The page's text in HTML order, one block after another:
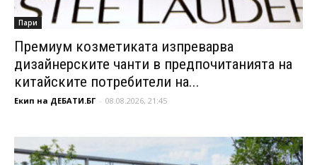
Пари
Премиум козметиката изпреварва
дизайнерските чанти в предпочитанията на
китайските потребители на...
Екип на ДЕБАТИ.БГ - 08.08.2026, 21:45